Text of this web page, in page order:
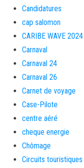
Candidatures
cap salomon
CARIBE WAVE 2024
Carnaval
Carnaval 24
Carnaval 26
Carnet de voyage
Case-Pilote
centre aéré
cheque energie
Chômage
Circuits touristiques